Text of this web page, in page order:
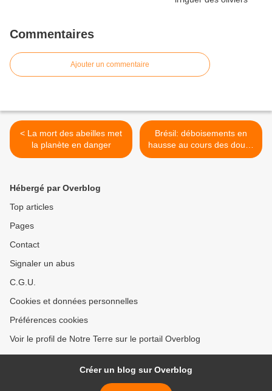
Commentaires
Ajouter un commentaire
< La mort des abeilles met
la planète en danger
Brésil: déboisements en
hausse au cours des douze
derniers mois en Amazonie
Hébergé par Overblog
Top articles
Pages
Contact
Signaler un abus
C.G.U.
Cookies et données personnelles
Préférences cookies
Voir le profil de Notre Terre sur le portail Overblog
Créer un blog sur Overblog